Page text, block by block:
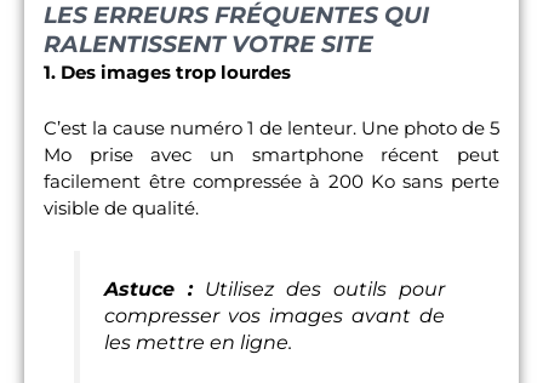
LES ERREURS FRÉQUENTES QUI
RALENTISSENT VOTRE SITE
1. Des images trop lourdes
C’est la cause numéro 1 de lenteur. Une photo de 5
Mo prise avec un smartphone récent peut
facilement être compressée à 200 Ko sans perte
visible de qualité.
Astuce :Utilisez des outils pour
compresser vos images avant de
les mettre en ligne.